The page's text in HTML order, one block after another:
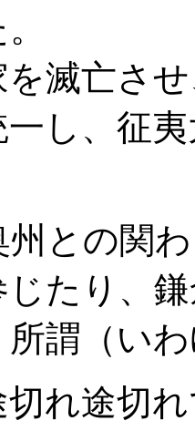
滅亡さ
一し、征
州との関
たり、
謂（い
れ途切